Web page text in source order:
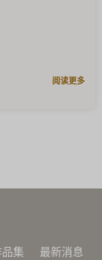
阅读更多
品集 最新消息